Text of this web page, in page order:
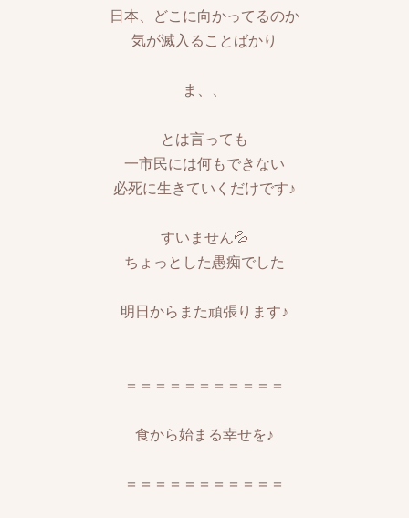
日本、どこに向かってるのか
気が滅入ることばかり
ま、、
とは言っても
一市民には何もできない
必死に生きていくだけです♪
すいません💦
ちょっとした愚痴でした
明日からまた頑張ります♪
＝＝＝＝＝＝＝＝＝＝＝
食から始まる幸せを♪
＝＝＝＝＝＝＝＝＝＝＝